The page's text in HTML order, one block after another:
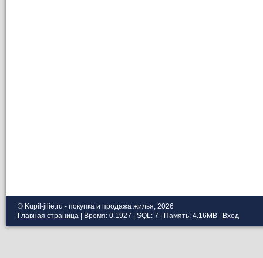
© Kupil-jilie.ru - покупка и продажа жилья, 2026
Главная страница | Время: 0.1927 | SQL: 7 | Память: 4.16MB Вход